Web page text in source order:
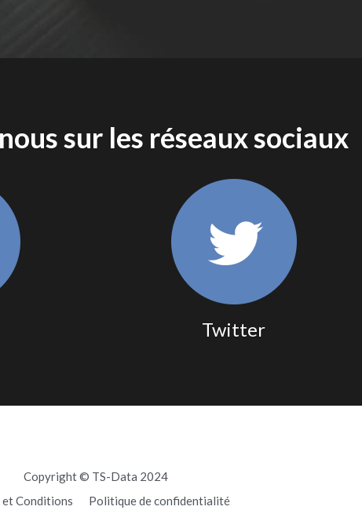
sur les réseaux sociaux
Twitter
Copyright © TS-Data 2024
et Conditions
Politique de confidentialité